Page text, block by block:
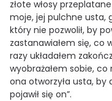
złote włosy
moje, jej pulchne usta,
który nie pozwolił, by
zastanawiałem się, co
razy układałem
wyobrażałem sobie, co
ona otworzyła usta,
pojawił się on”.